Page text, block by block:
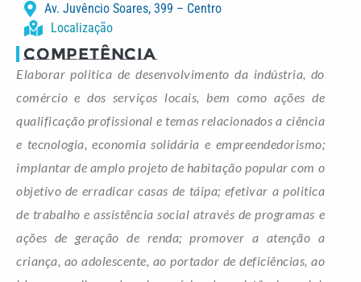
Av. Juvêncio Soares, 399 – Centro
Localização
COMPETÊNCIA
Elaborar politica de desenvolvimento da indústria, do
comércio e dos serviços locais, bem como ações de
qualificação profissional e temas relacionados a ciência
e tecnologia, economia solidária e empreendedorismo;
implantar de amplo projeto de habitação popular com o
objetivo de erradicar casas de táipa; efetivar a politica
de trabalho e assistência social através de programas e
ações de geração de renda; promover a atenção a
criança, ao adolescente, ao portador de deficiências, ao